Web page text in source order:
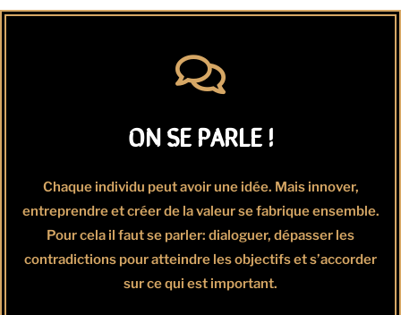
ON SE PARLE !
Chaque individu peut avoir une idée. Mais innover,
entreprendre et créer de la valeur se fabrique ensemble.
Pour cela il faut se parler: dialoguer, dépasser les
contradictions pour atteindre les objectifs et s’accorder
sur ce qui est important.